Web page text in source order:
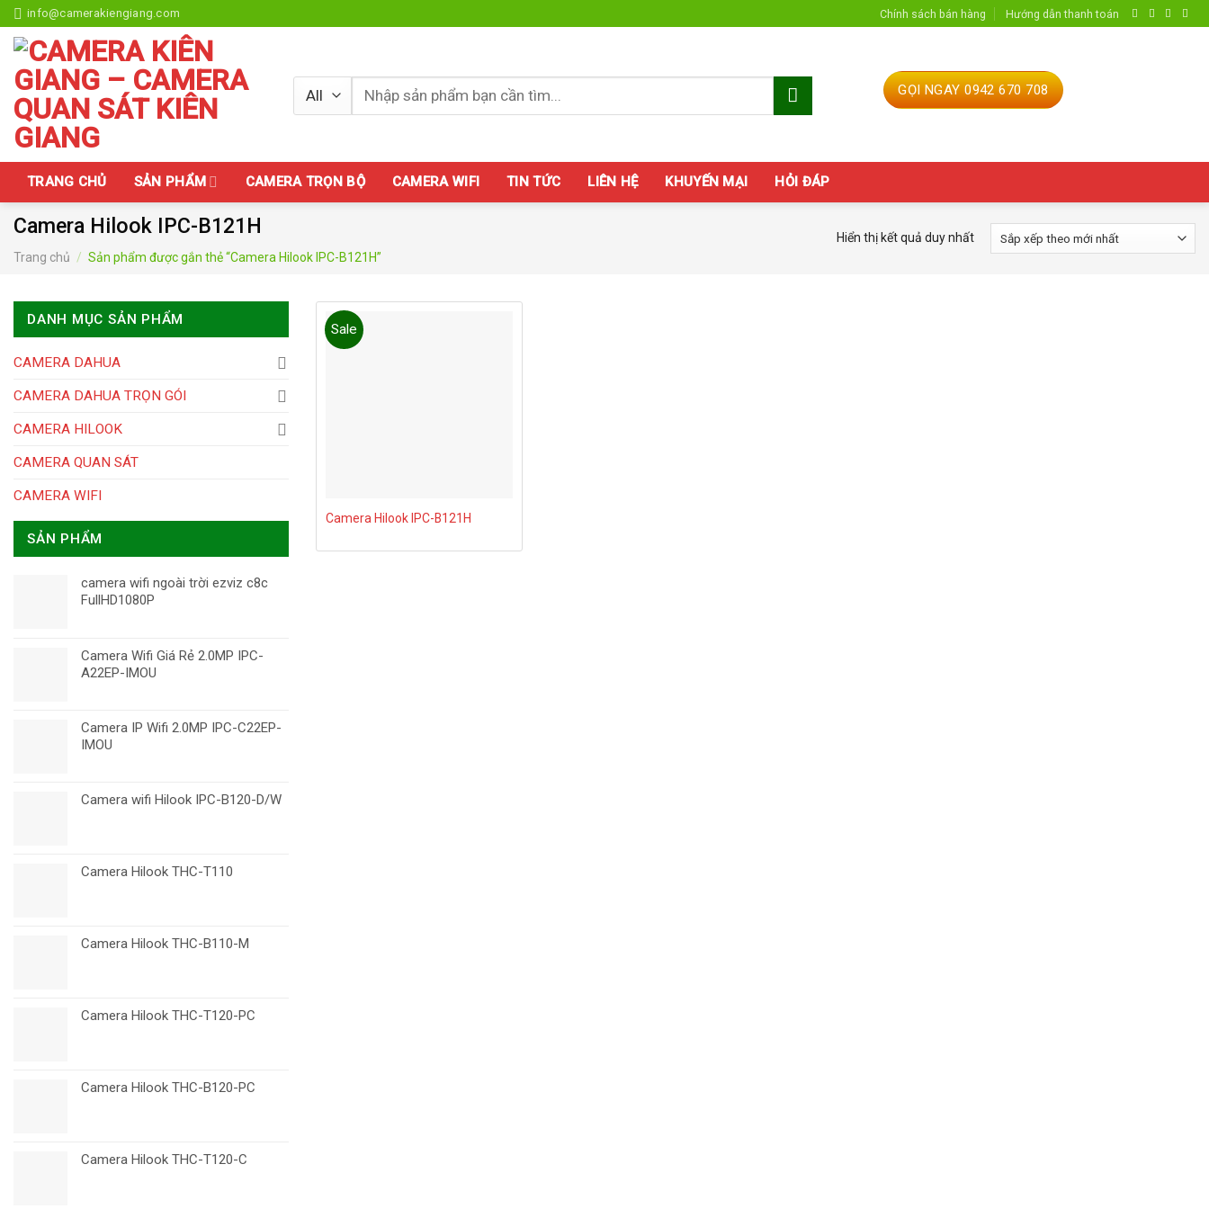
Skip
to
content
info@camerakiengiang.com Chính sách bán hàng Hướng dẫn thanh toán
Tìm
kiếm:
GỌI NGAY 0942 670 708
TRANG CHỦ SẢN PHẨM CAMERA TRỌN BỘ CAMERA WIFI TIN TỨC LIÊN HỆ KHUYẾN MẠI HỎI ĐÁP
Camera Hilook IPC-B121H
Trang chủ / Sản phẩm được gắn thẻ “Camera Hilook IPC-B121H”
Hiển thị kết quả duy nhất
DANH MỤC SẢN PHẨM
CAMERA DAHUA
CAMERA DAHUA TRỌN GÓI
CAMERA HILOOK
CAMERA QUAN SÁT
CAMERA WIFI
SẢN PHẨM
camera wifi ngoài trời ezviz c8c
FullHD1080P
Camera Wifi Giá Rẻ 2.0MP IPC-
A22EP-IMOU
Camera IP Wifi 2.0MP IPC-C22EP-
IMOU
Camera wifi Hilook IPC-B120-D/W
Camera Hilook THC-T110
Camera Hilook THC-B110-M
Camera Hilook THC-T120-PC
Camera Hilook THC-B120-PC
Camera Hilook THC-T120-C
Sale
Camera Hilook IPC-B121H